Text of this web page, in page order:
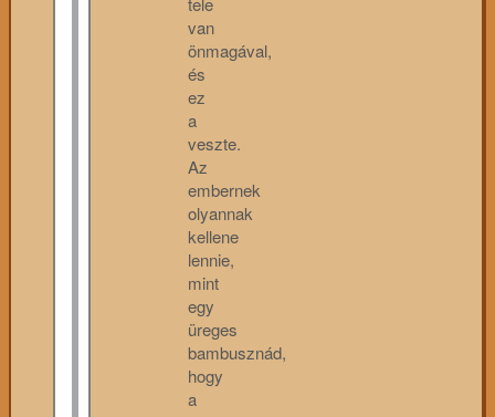
van
önmagával,
és
ez
a
veszte.
Az
embernek
olyannak
kellene
lennie,
mint
egy
üreges
bambusznád,
hogy
a